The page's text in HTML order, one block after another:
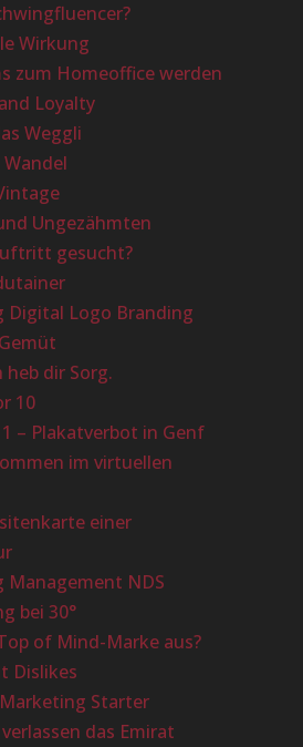
Wirkung
zum Homeoffice werden
Loyalty
Weggli
Ungezähmten
gesucht?
Digital Logo Branding
heb dir Sorg.
10
– Plakatverbot in Genf
im virtuellen
einer
NDS
bei 30°
of Mind-Marke aus?
Dislikes
Starter
das Emirat